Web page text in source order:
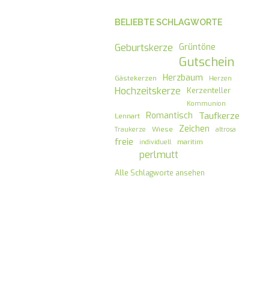
BELIEBTE SCHLAGWORTE
Geburtskerze Grüntöne
Gutschein
Gästekerzen Herzbaum Herzen
Hochzeitskerze Kerzenteller
Kommunion
Lennart Romantisch Taufkerze
Traukerze Wiese Zeichen altrosa
freie individuell maritim
perlmutt
Alle Schlagworte ansehen